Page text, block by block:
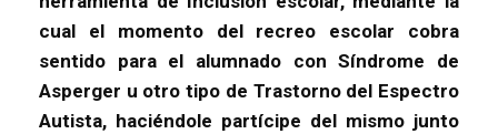
cual el momento del recreo escolar cobra
sentido para el alumnado con Síndrome de
Asperger u otro tipo de Trastorno del Espectro
Autista, haciéndole partícipe del mismo junto